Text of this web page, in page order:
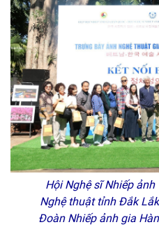
Hội Nghệ sĩ Nhiếp
Nghệ thuật tỉnh Đắk
Đoàn Nhiếp ảnh gia